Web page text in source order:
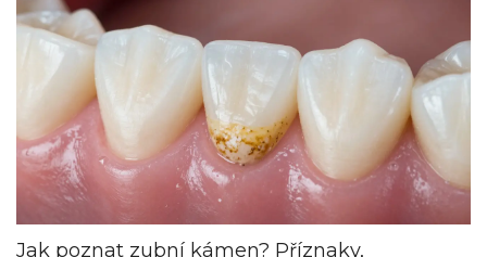
Jak poznat zubní kámen? Příznaky,